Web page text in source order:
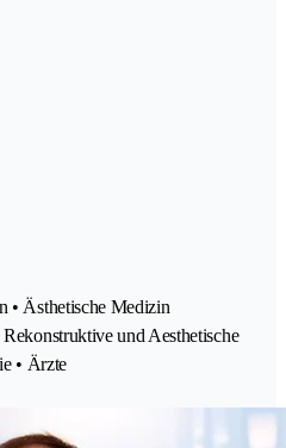
• Ästhetische Medizin
Rekonstruktive und Aesthetische
• Ärzte